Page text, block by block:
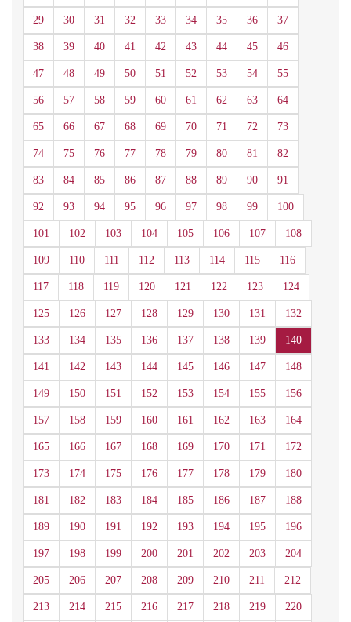
29 30 31 32 33 34 35 36 37
38 39 40 41 42 43 44 45 46
47 48 49 50 51 52 53 54 55
56 57 58 59 60 61 62 63 64
65 66 67 68 69 70 71 72 73
74 75 76 77 78 79 80 81 82
83 84 85 86 87 88 89 90 91
92 93 94 95 96 97 98 99 100
101 102 103 104 105 106 107 108
109 110 111 112 113 114 115 116
117 118 119 120 121 122 123 124
125 126 127 128 129 130 131 132
133 134 135 136 137 138 139 140
141 142 143 144 145 146 147 148
149 150 151 152 153 154 155 156
157 158 159 160 161 162 163 164
165 166 167 168 169 170 171 172
173 174 175 176 177 178 179 180
181 182 183 184 185 186 187 188
189 190 191 192 193 194 195 196
197 198 199 200 201 202 203 204
205 206 207 208 209 210 211 212
213 214 215 216 217 218 219 220